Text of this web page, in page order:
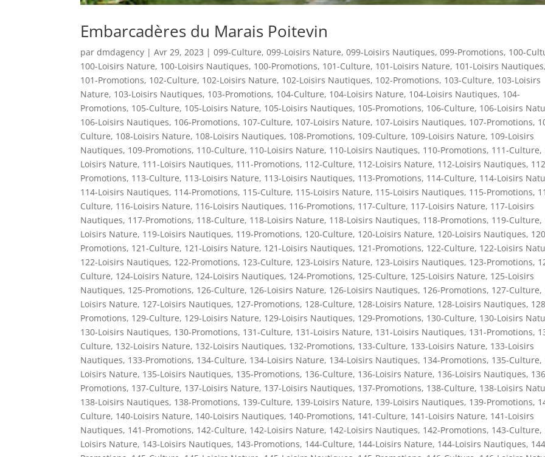
Embarcadères du Marais Poitevin
par dmdagency | Avr 29, 2023 | 099-Culture, 099-Loisirs Nature, 099-Loisirs Nautiques, 099-Promotions, 100-
100-Loisirs Nature, 100-Loisirs Nautiques, 100-Promotions, 101-Culture, 101-Loisirs Nature, 101-Loisirs Nautiques,
101-Promotions, 102-Culture, 102-Loisirs Nature, 102-Loisirs Nautiques, 102-Promotions, 103-Culture, 103-Loisirs
Nature, 103-Loisirs Nautiques, 103-Promotions, 104-Culture, 104-Loisirs Nature, 104-Loisirs Nautiques, 104-
Promotions, 105-Culture, 105-Loisirs Nature, 105-Loisirs Nautiques, 105-Promotions, 106-Culture, 106-Loisirs
106-Loisirs Nautiques, 106-Promotions, 107-Culture, 107-Loisirs Nature, 107-Loisirs Nautiques, 107-Promotions,
Culture, 108-Loisirs Nature, 108-Loisirs Nautiques, 108-Promotions, 109-Culture, 109-Loisirs Nature, 109-Loisirs
Nautiques, 109-Promotions, 110-Culture, 110-Loisirs Nature, 110-Loisirs Nautiques, 110-Promotions, 111-Culture,
Loisirs Nature, 111-Loisirs Nautiques, 111-Promotions, 112-Culture, 112-Loisirs Nature, 112-Loisirs Nautiques,
Promotions, 113-Culture, 113-Loisirs Nature, 113-Loisirs Nautiques, 113-Promotions, 114-Culture, 114-Loisirs
114-Loisirs Nautiques, 114-Promotions, 115-Culture, 115-Loisirs Nature, 115-Loisirs Nautiques, 115-Promotions,
Culture, 116-Loisirs Nature, 116-Loisirs Nautiques, 116-Promotions, 117-Culture, 117-Loisirs Nature, 117-Loisirs
Nautiques, 117-Promotions, 118-Culture, 118-Loisirs Nature, 118-Loisirs Nautiques, 118-Promotions, 119-Culture,
Loisirs Nature, 119-Loisirs Nautiques, 119-Promotions, 120-Culture, 120-Loisirs Nature, 120-Loisirs Nautiques,
Promotions, 121-Culture, 121-Loisirs Nature, 121-Loisirs Nautiques, 121-Promotions, 122-Culture, 122-Loisirs
122-Loisirs Nautiques, 122-Promotions, 123-Culture, 123-Loisirs Nature, 123-Loisirs Nautiques, 123-Promotions,
Culture, 124-Loisirs Nature, 124-Loisirs Nautiques, 124-Promotions, 125-Culture, 125-Loisirs Nature, 125-Loisirs
Nautiques, 125-Promotions, 126-Culture, 126-Loisirs Nature, 126-Loisirs Nautiques, 126-Promotions, 127-Culture,
Loisirs Nature, 127-Loisirs Nautiques, 127-Promotions, 128-Culture, 128-Loisirs Nature, 128-Loisirs Nautiques,
Promotions, 129-Culture, 129-Loisirs Nature, 129-Loisirs Nautiques, 129-Promotions, 130-Culture, 130-Loisirs
130-Loisirs Nautiques, 130-Promotions, 131-Culture, 131-Loisirs Nature, 131-Loisirs Nautiques, 131-Promotions,
Culture, 132-Loisirs Nature, 132-Loisirs Nautiques, 132-Promotions, 133-Culture, 133-Loisirs Nature, 133-Loisirs
Nautiques, 133-Promotions, 134-Culture, 134-Loisirs Nature, 134-Loisirs Nautiques, 134-Promotions, 135-Culture,
Loisirs Nature, 135-Loisirs Nautiques, 135-Promotions, 136-Culture, 136-Loisirs Nature, 136-Loisirs Nautiques,
Promotions, 137-Culture, 137-Loisirs Nature, 137-Loisirs Nautiques, 137-Promotions, 138-Culture, 138-Loisirs
138-Loisirs Nautiques, 138-Promotions, 139-Culture, 139-Loisirs Nature, 139-Loisirs Nautiques, 139-Promotions,
Culture, 140-Loisirs Nature, 140-Loisirs Nautiques, 140-Promotions, 141-Culture, 141-Loisirs Nature, 141-Loisirs
Nautiques, 141-Promotions, 142-Culture, 142-Loisirs Nature, 142-Loisirs Nautiques, 142-Promotions, 143-Culture,
Loisirs Nature, 143-Loisirs Nautiques, 143-Promotions, 144-Culture, 144-Loisirs Nature, 144-Loisirs Nautiques,